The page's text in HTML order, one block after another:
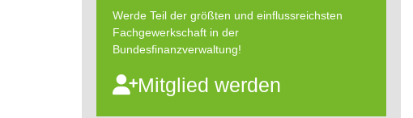
Werde Teil der größten und einflussreichsten
Fachgewerkschaft in der
Bundesfinanzverwaltung!
Mitglied werden